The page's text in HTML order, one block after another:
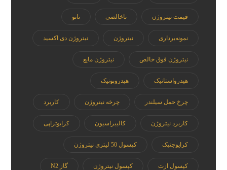
قیمت نیتروژن ناخالصی نانو
نمونه‌برداری نیتروژن نیتروژن دی اکسید
نیتروژن فوق خالص نیتروژن مایع
هیدرواستاتیک هیدروپونیک
چرخ حمل سیلندر چرخه نیتروژن کاربرد
کاربرد نیتروژن کالیبراسیون کرایوتراپی
کرایوجنیک کپسول 50 لیتری نیتروژن
کپسول ازت کپسول نیتروژن گاز N2